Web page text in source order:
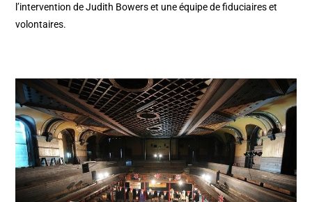
l’intervention de Judith Bowers et une équipe de fiduciaires et
volontaires.